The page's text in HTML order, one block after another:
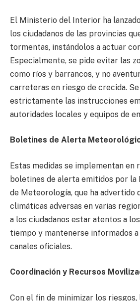
El Ministerio del Interior ha
los ciudadanos de las provincias
tormentas, instándolos a actuar
Especialmente, se pide evitar las
como ríos y barrancos, y no
carreteras en riesgo de crecida.
estrictamente las instrucciones
autoridades locales y equipos de
Boletines de Alerta
Estas medidas se implementan en
boletines de alerta emitidos por la
de Meteorología, que ha advertido
climáticas adversas en varias
a los ciudadanos estar atentos a
tiempo y mantenerse informados
canales oficiales.
Coordinación y Recursos
Con el fin de minimizar los riesgos,